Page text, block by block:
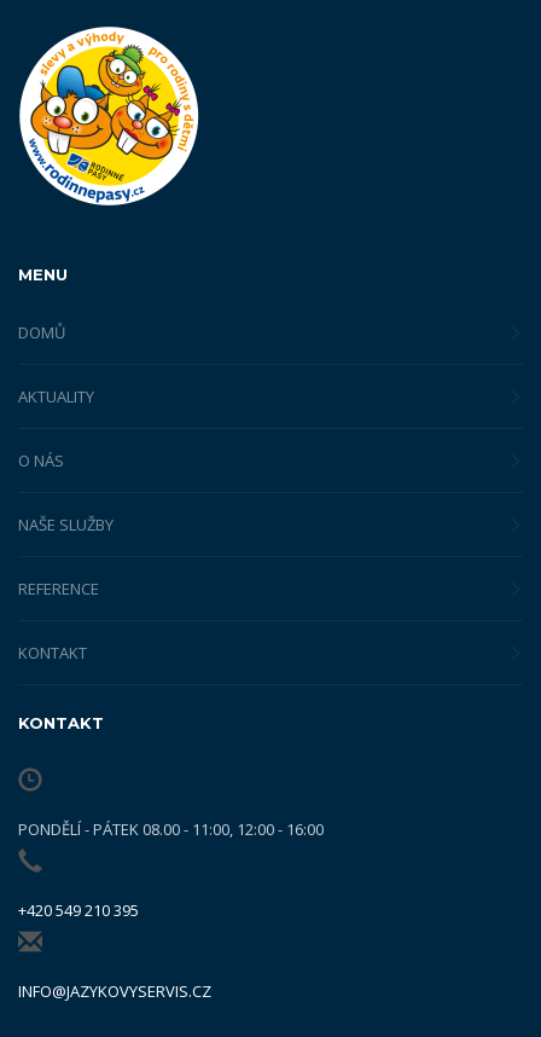
MENU
DOMŮ
AKTUALITY
O NÁS
NAŠE SLUŽBY
REFERENCE
KONTAKT
KONTAKT
PONDĚLÍ - PÁTEK 08.00 - 11:00, 12:00 - 16:00
+420 549 210 395
INFO@JAZYKOVYSERVIS.CZ